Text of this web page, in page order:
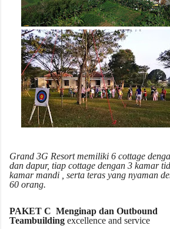
Grand 3G Resort memiliki 6 cottage
dan dapur, tiap cottage dengan 3 kamar
kamar mandi , serta teras yang nyaman
60 orang.
PAKET C Menginap dan Outbound
Teambuilding excellence and service